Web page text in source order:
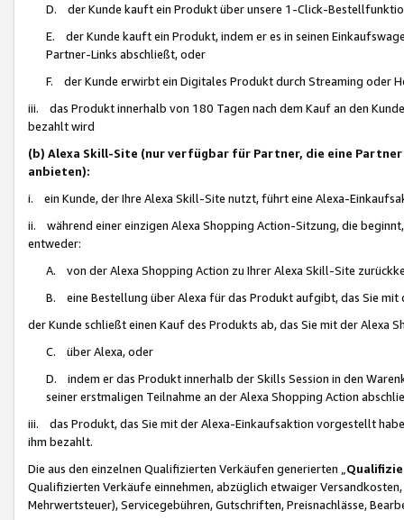
D. der Kunde kauft ein Produkt über unsere 1-Click-
E. der Kunde kauft ein Produkt, indem er es in seinen
Partner-Links abschließt, oder
F. der Kunde erwirbt ein Digitales Produkt durch Streaming oder
iii. das Produkt innerhalb von 180 Tagen nach dem Kauf an den
bezahlt wird
(b) Alexa Skill-Site (nur verfügbar für Partner, die eine
anbieten):
i. ein Kunde, der Ihre Alexa Skill-Site nutzt, führt eine Alexa-
ii. während einer einzigen Alexa Shopping Action-Sitzung, die
entweder:
A. von der Alexa Shopping Action zu Ihrer Alexa Skill-Site
B. eine Bestellung über Alexa für das Produkt aufgibt, das Sie mit
der Kunde schließt einen Kauf des Produkts ab, das Sie mit der Alexa
C. über Alexa, oder
D. indem er das Produkt innerhalb der Skills Session in den
seiner erstmaligen Teilnahme an der Alexa Shopping Action
iii. das Produkt, das Sie mit der Alexa-Einkaufsaktion vorgestellt
ihm bezahlt.
Die aus den einzelnen Qualifizierten Verkäufen generierten „
Qualifizierten Verkäufe einnehmen, abzüglich etwaiger
Mehrwertsteuer), Servicegebühren, Gutschriften, Preisnachlässe,